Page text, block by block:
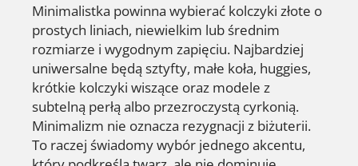
Minimalistka powinna wybierać kolczyki złote o
prostych liniach, niewielkim lub średnim
rozmiarze i wygodnym zapięciu. Najbardziej
uniwersalne będą sztyfty, małe koła, huggies,
krótkie kolczyki wiszące oraz modele z
subtelną perłą albo przezroczystą cyrkonią.
Minimalizm nie oznacza rezygnacji z biżuterii.
To raczej świadomy wybór jednego akcentu,